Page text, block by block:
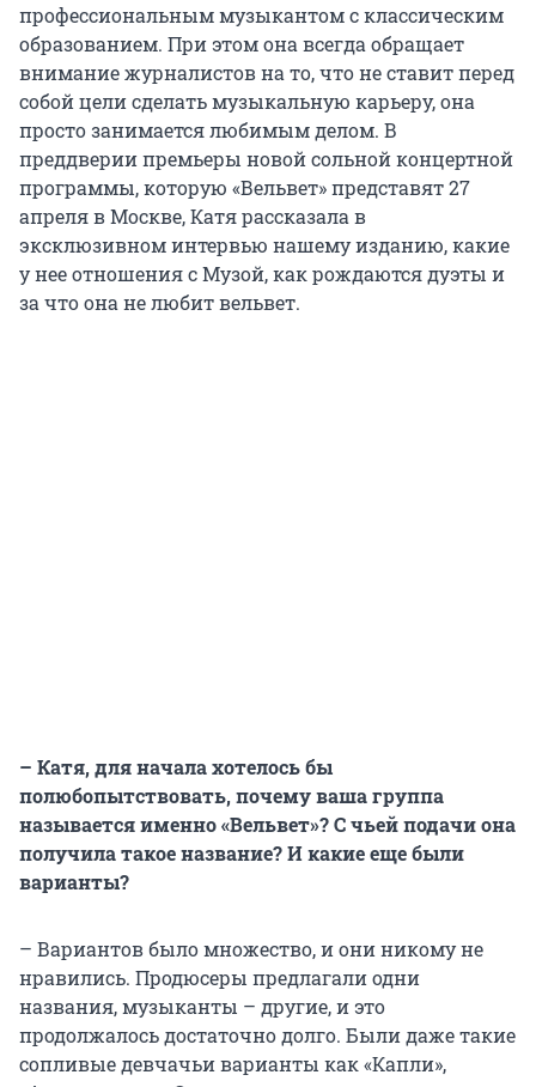
профессиональным музыкантом с классическим
образованием. При этом она всегда обращает
внимание журналистов на то, что не ставит перед
собой цели сделать музыкальную карьеру, она
просто занимается любимым делом. В
преддверии премьеры новой сольной концертной
программы, которую «Вельвет» представят 27
апреля в Москве, Катя рассказала в
эксклюзивном интервью нашему изданию, какие
у нее отношения с Музой, как рождаются дуэты и
за что она не любит вельвет.
– Катя, для начала хотелось бы
полюбопытствовать, почему ваша группа
называется именно «Вельвет»? С чьей подачи она
получила такое название? И какие еще были
варианты?
– Вариантов было множество, и они никому не
нравились. Продюсеры предлагали одни
названия, музыканты – другие, и это
продолжалось достаточно долго. Были даже такие
сопливые девчачьи варианты как «Капли»,